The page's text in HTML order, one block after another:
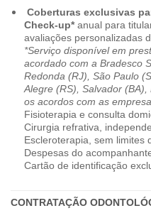
Coberturas exclusivas
Check-up*anual para
avaliações personalizadas
*Serviço disponível em
acordado com a Bradesco
Redonda (RJ), São Paulo
Alegre (RS), Salvador
os acordos com as
Fisioterapia e consulta
Cirurgia refrativa,
Escleroterapia, sem limites
Despesas do
Cartão de identificação
CONTRATAÇÃO